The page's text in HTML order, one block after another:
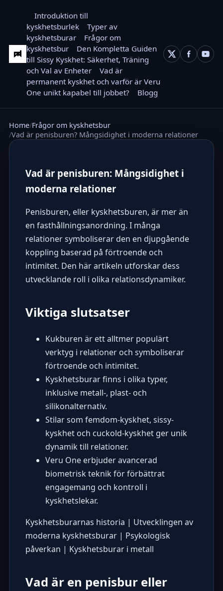
Introduktion till
kyskhetsburlek
Typer av
kyskhetsburar
Frågor om
kyskhetsbur
Den Kompletta Guiden
till Sissy Kyskhet: Säkerhet, Träning
och Val av Enheter
Vad är
permanent kyskhet och varför är Veru
One unikt kapabel till jobbet?
Blogg
Home Frågor om kyskhetsbur
Vad är penisburen? Mångsidighet i moderna relationer
Vad är penisburen: Mångsidighet i
moderna relationer
Penisburen, eller kyskhetsburen, är mer än
en fasthållningsanordning. I många
relationer symboliserar den en djupgående
koppling baserad på förtroende och
intimitet. Den här artikeln utforskar dess
utvecklande roll i olika relationsdynamiker.
Viktiga slutsatser
Kukburen är ett alltmer populärt
verktyg i relationer och symboliserar
förtroende och intimitet.
Kyskhetsburar finns i olika typer,
inklusive metall-, plast- och
silikonalternativ.
Stilar som femdom-kyskhet, sissy-
kyskhet och cuckold-kyskhet ger unik
dynamik till relationer.
Veru One erbjuder avancerad
biometrisk teknik för förbättrat
engagemang och kontroll i
kyskhetslekar.
Kyskhetsburarnas historia | Utvecklingen av
moderna kyskhetsburar| Psykologisk
påverkan | Kyskhetsburar i metall
Vad är en penisbur eller